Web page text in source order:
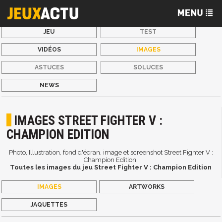
JEU TEST
VIDÉOS IMAGES
ASTUCES SOLUCES
NEWS
IMAGES STREET FIGHTER V :
CHAMPION EDITION
Photo, Illustration, fond d'écran, image et screenshot Street Fighter V :
Champion Edition.
Toutes les images du jeu Street Fighter V : Champion Edition
IMAGES ARTWORKS
JAQUETTES